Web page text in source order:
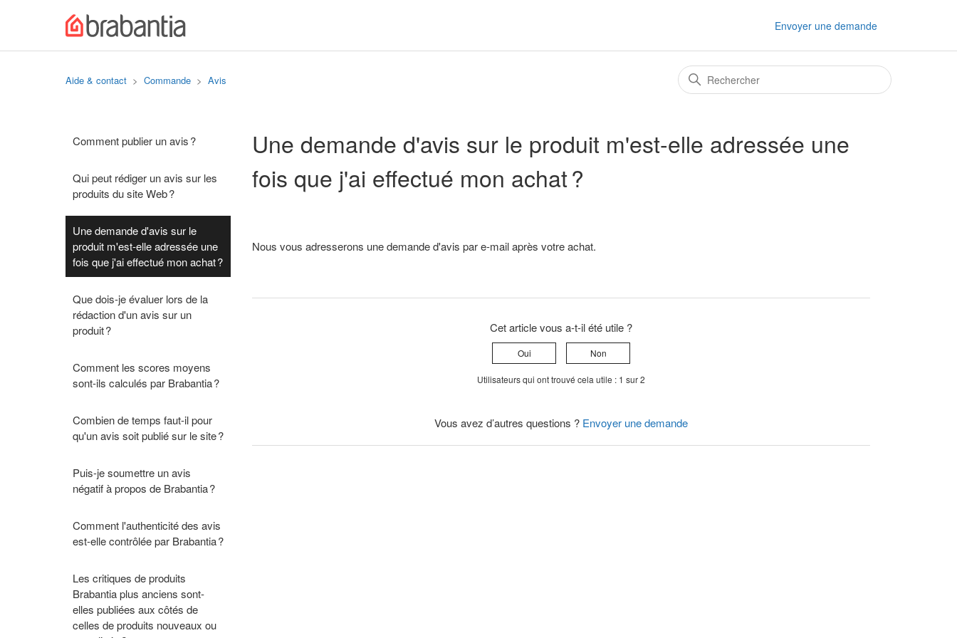
Envoyer une demande
Aide & contact Commande Avis
Comment publier un avis ?
Qui peut rédiger un avis sur les
produits du site Web ?
Une demande d'avis sur le
produit m'est-elle adressée une
fois que j'ai effectué mon achat ?
Que dois-je évaluer lors de la
rédaction d'un avis sur un
produit ?
Comment les scores moyens
sont-ils calculés par Brabantia ?
Combien de temps faut-il pour
qu'un avis soit publié sur le site ?
Puis-je soumettre un avis
négatif à propos de Brabantia ?
Comment l'authenticité des avis
est-elle contrôlée par Brabantia ?
Les critiques de produits
Brabantia plus anciens sont-
elles publiées aux côtés de
celles de produits nouveaux ou
Une demande d'avis sur le produit m'est-elle adressée une
fois que j'ai effectué mon achat ?
Nous vous adresserons une demande d'avis par e-mail après votre achat.
Cet article vous a-t-il été utile ?
Oui Non
Utilisateurs qui ont trouvé cela utile : 1 sur 2
Vous avez d’autres questions ? Envoyer une demande